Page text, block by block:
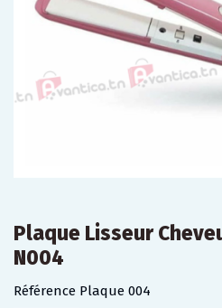
Plaque Lisseur
N004
Référence Plaque 004